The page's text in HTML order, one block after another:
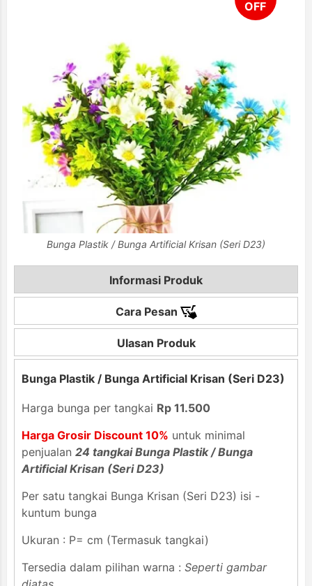
Bunga Plastik / Bunga Artificial Krisan (Seri D23)
Informasi Produk
Bunga Plastik / Bunga Artificial Krisan (Seri D23)
Harga bunga per tangkai Rp 11.500
Harga Grosir Discount 10% untuk minimal
penjualan 24 tangkai Bunga Plastik / Bunga
Artificial Krisan (Seri D23)
Per satu tangkai Bunga Krisan (Seri D23) isi -
kuntum bunga
Ukuran : P= cm (Termasuk tangkai)
Tersedia dalam pilihan warna : Seperti gambar
Cara Pesan
Ulasan Produk